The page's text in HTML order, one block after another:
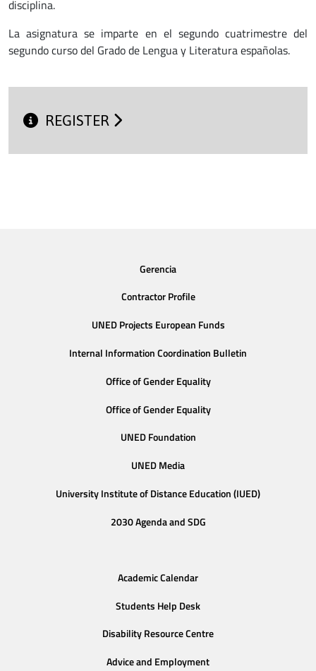
disciplina.
La asignatura se imparte en el segundo cuatrimestre del
segundo curso del Grado de Lengua y Literatura españolas.
REGISTER
Gerencia
Contractor Profile
UNED Projects European Funds
Internal Information Coordination Bulletin
Office of Gender Equality
Office of Gender Equality
UNED Foundation
UNED Media
University Institute of Distance Education (IUED)
2030 Agenda and SDG
Academic Calendar
Students Help Desk
Disability Resource Centre
Advice and Employment